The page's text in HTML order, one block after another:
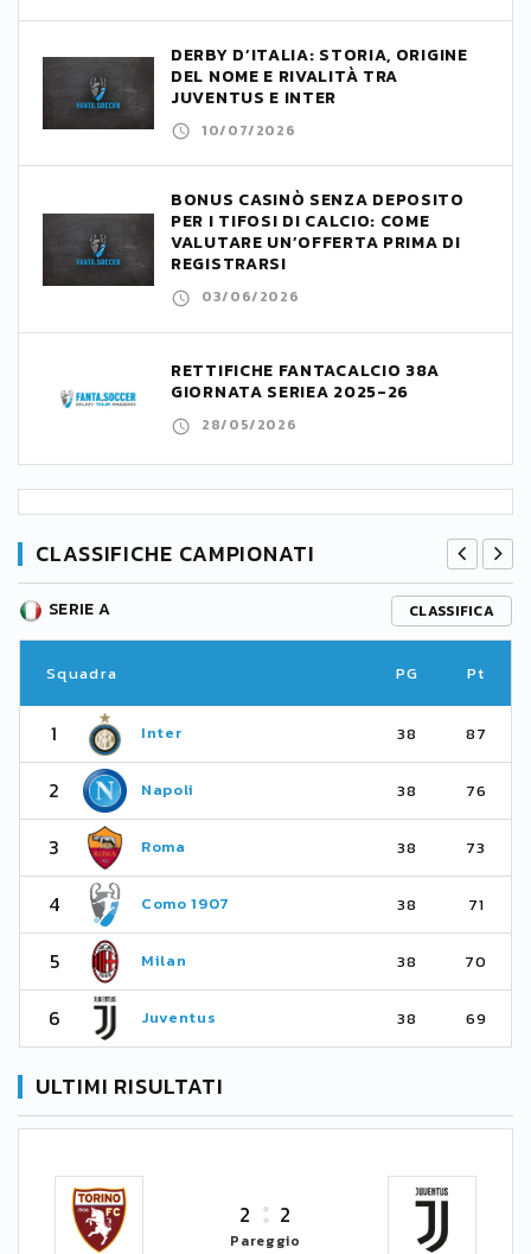
DERBY D’ITALIA: STORIA, ORIGINE
DEL NOME E RIVALITÀ TRA
JUVENTUS E INTER
10/07/2026
BONUS CASINÒ SENZA DEPOSITO
PER I TIFOSI DI CALCIO: COME
VALUTARE UN’OFFERTA PRIMA DI
REGISTRARSI
03/06/2026
RETTIFICHE FANTACALCIO 38A
GIORNATA SERIEA 2025-26
28/05/2026
CLASSIFICHE CAMPIONATI
SERIE A CLASSIFICA
Squadra PG Pt
1 Inter 38 87
2 Napoli 38 76
3 Roma 38 73
4 Como 1907 38 71
5 Milan 38 70
6 Juventus 38 69
ULTIMI RISULTATI
2 2
Pareggio